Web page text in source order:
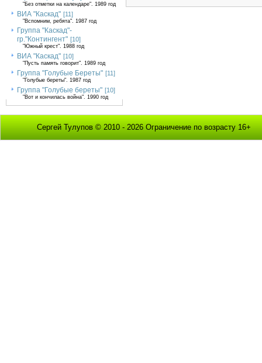
"Без отметки на календаре". 1989 год
ВИА "Каскад" [11]
"Вспомним, ребята". 1987 год
Группа "Каскад"-
гр."Контингент" [10]
"Южный крест". 1988 год
ВИА "Каскад" [10]
"Пусть память говорит". 1989 год
Группа "Голубые Береты" [11]
"Голубые береты". 1987 год
Группа "Голубые береты" [10]
"Вот и кончилась война". 1990 год
Сергей Тулупов © 2010 - 2026 Ограничение по возрасту 16+